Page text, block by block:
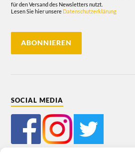
für den Versand des Newsletters nutzt.
Lesen Sie hier unsere Datenschutzerklärung
SOCIAL MEDIA